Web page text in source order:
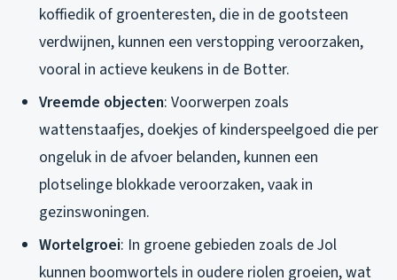
koffiedik of groenteresten, die in de gootsteen
verdwijnen, kunnen een verstopping veroorzaken,
vooral in actieve keukens in de Botter.
Vreemde objecten: Voorwerpen zoals
wattenstaafjes, doekjes of kinderspeelgoed die per
ongeluk in de afvoer belanden, kunnen een
plotselinge blokkade veroorzaken, vaak in
gezinswoningen.
Wortelgroei: In groene gebieden zoals de Jol
kunnen boomwortels in oudere riolen groeien, wat